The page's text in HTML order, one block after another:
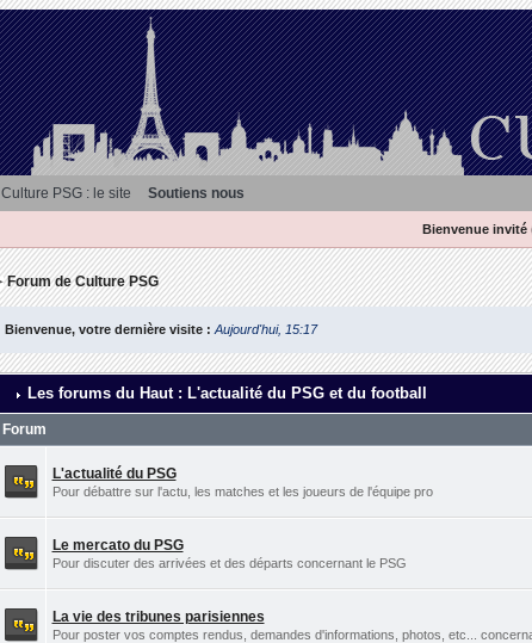
Culture PSG : le site Soutiens nous
Bienvenue invité
Forum de Culture PSG
Bienvenue, votre dernière visite : Aujourd'hui, 15:17
Les forums du Haut : L'actualité du PSG et du football
Forum
L'actualité du PSG
Pour débattre sur l'actu, les matches et les joueurs de l'équipe pro
Le mercato du PSG
Pour discuter des arrivées et des départs concernant le PSG
La vie des tribunes parisiennes
Pour poster vos comptes rendus, demandes d'informations, photos, etc...